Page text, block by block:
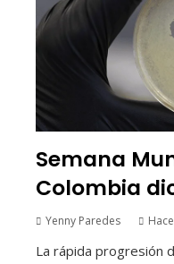
Semana
Colombia
Yenny Paredes
La rápida progresión